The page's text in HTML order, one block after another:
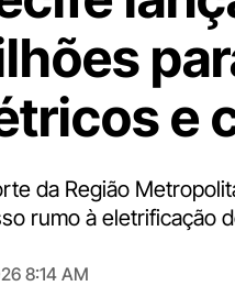
e
da Região
rumo à eletrificação
8:14 AM